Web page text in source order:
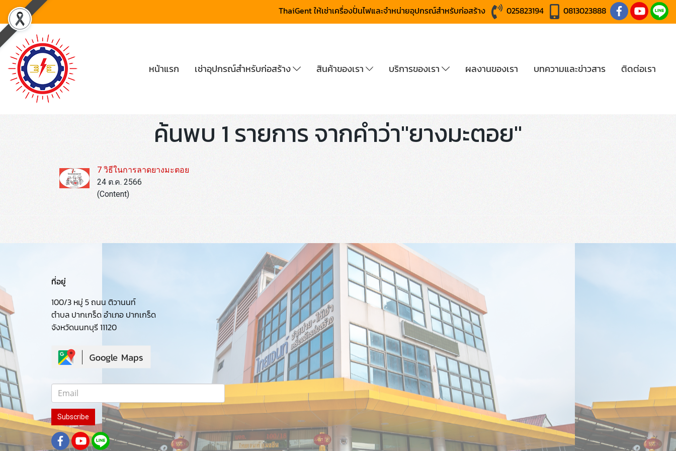
ThaiGent ให้เช่าเครื่องปั่นไฟและจำหน่ายอุปกรณ์สำหรับก่อสร้าง 025823194 0813023888
หน้าแรก เช่าอุปกรณ์สำหรับก่อสร้าง สินค้าของเรา บริการของเรา ผลงานของเรา บทความและข่าวสาร ติดต่อเรา
ค้นพบ 1 รายการ จากคำว่า"ยางมะตอย"
7 วิธีในการลาดยางมะตอย
24 ต.ค. 2566
(Content)
ที่อยู่
100/3 หมู่ 5 ถนน ติวานนท์
ตำบล ปากเกร็ด อำเภอ ปากเกร็ด
จังหวัดนนทบุรี 11120
Subscribe